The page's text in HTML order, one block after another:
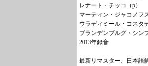
レナート・チッコ（p）
マーティン・ジャコノフ
ウラディミール・コスタ
ブランデンブルグ・シン
2013年録音
最新リマスター、日本語